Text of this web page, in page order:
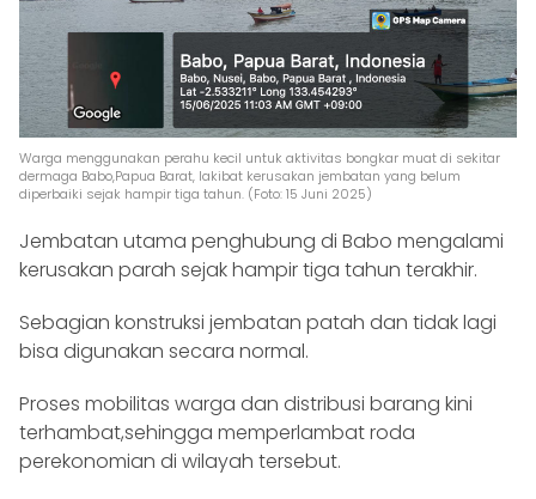
Warga menggunakan perahu kecil untuk aktivitas bongkar muat di sekitar
dermaga Babo,Papua Barat, lakibat kerusakan jembatan yang belum
diperbaiki sejak hampir tiga tahun. (Foto: 15 Juni 2025)
Jembatan utama penghubung di Babo mengalami
kerusakan parah sejak hampir tiga tahun terakhir.
Sebagian konstruksi jembatan patah dan tidak lagi
bisa digunakan secara normal.
Proses mobilitas warga dan distribusi barang kini
terhambat,sehingga memperlambat roda
perekonomian di wilayah tersebut.